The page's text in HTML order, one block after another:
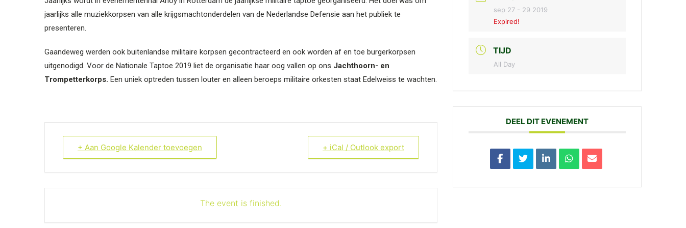
jaarlijks alle muziekkorpsen van alle krijgsmachtonderdelen van de Nederlandse Defensie aan het publiek te
presenteren.
Gaandeweg werden ook buitenlandse militaire korpsen gecontracteerd en ook worden af en toe burgerkorpsen
uitgenodigd. Voor de Nationale Taptoe 2019 liet de organisatie haar oog vallen op ons Jachthoorn- en
Trompetterkorps. Een uniek optreden tussen louter en alleen beroeps militaire orkesten staat Edelweiss te wachten.
+ Aan Google Kalender toevoegen + iCal / Outlook export
The event is finished.
sep 27 - 29 2019
Expired!
TIJD
All Day
DEEL DIT EVENEMENT